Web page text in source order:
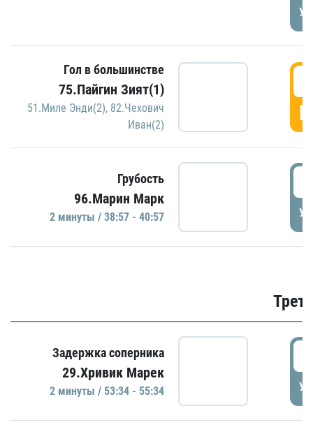
Гол в большинстве
75.Пайгин Зият(1)
51.Миле Энди(2), 82.Чехович
Иван(2)
Грубость
96.Марин Марк
2 минуты / 38:57 - 40:57
Задержка соперника
29.Хривик Марек
2 минуты / 53:34 - 55:34